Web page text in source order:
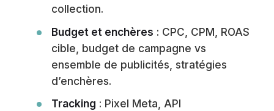
collection.
Budget et enchères : CPC, CPM, ROAS
cible, budget de campagne vs
ensemble de publicités, stratégies
d’enchères.
Tracking : Pixel Meta, API